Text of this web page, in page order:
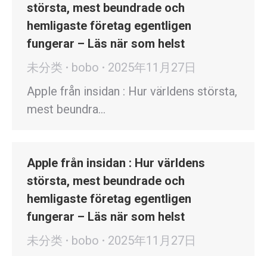
största, mest beundrade och
hemligaste företag egentligen
fungerar – Läs när som helst
未分类
bobo
2025年11月27日
Apple från insidan : Hur världens största,
mest beundra…
Apple från insidan : Hur världens
största, mest beundrade och
hemligaste företag egentligen
fungerar – Läs när som helst
未分类
bobo
2025年11月27日